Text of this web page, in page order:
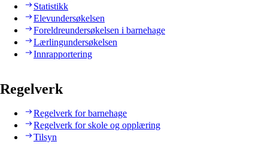
Statistikk
Elevundersøkelsen
Foreldreundersøkelsen i barnehage
Lærlingundersøkelsen
Innrapportering
Regelverk
Regelverk for barnehage
Regelverk for skole og opplæring
Tilsyn